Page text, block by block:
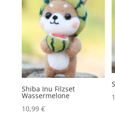
Shiba Inu Filzset
Wassermelone
10,99 €